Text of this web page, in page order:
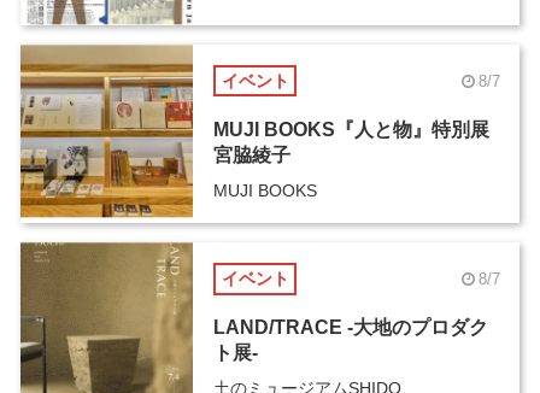
イベント 8/7
MUJI BOOKS『人と物』特別展
宮脇綾子
MUJI BOOKS
イベント 8/7
LAND/TRACE -大地のプロダク
ト展-
土のミュージアムSHIDO